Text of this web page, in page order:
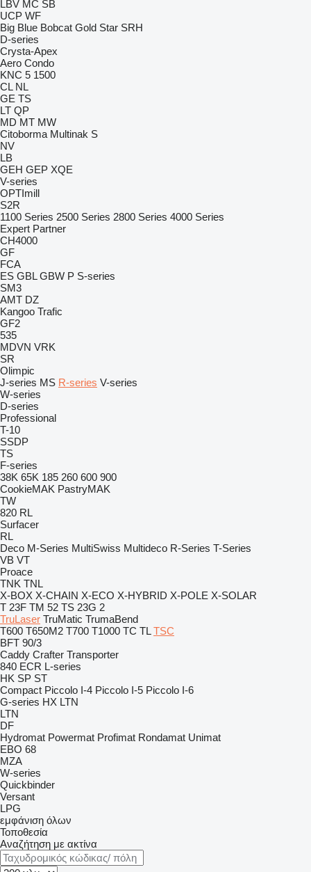
LBV MC SB
UCP WF
Big Blue Bobcat Gold Star SRH
D-series
Crysta-Apex
Aero Condo
KNC 5 1500
CL NL
GE TS
LT QP
MD MT MW
Citoborma Multinak S
NV
LB
GEH GEP XQE
V-series
OPTImill
S2R
1100 Series 2500 Series 2800 Series 4000 Series
Expert Partner
CH4000
GF
FCA
ES GBL GBW P S-series
SM3
AMT DZ
Kangoo Trafic
GF2
535
MDVN VRK
SR
Olimpic
J-series MS R-series V-series
W-series
D-series
Professional
T-10
SSDP
TS
F-series
38K 65K 185 260 600 900
CookieMAK PastryMAK
TW
820 RL
Surfacer
RL
Deco M-Series MultiSwiss Multideco R-Series T-Series
VB VT
Proace
TNK TNL
X-BOX X-CHAIN X-ECO X-HYBRID X-POLE X-SOLAR
T 23F TM 52 TS 23G 2
TruLaser TruMatic TrumaBend
T600 T650M2 T700 T1000 TC TL TSC
BFT 90/3
Caddy Crafter Transporter
840 ECR L-series
HK SP ST
Compact Piccolo I-4 Piccolo I-5 Piccolo I-6
G-series HX LTN
LTN
DF
Hydromat Powermat Profimat Rondamat Unimat
EBO 68
MZA
W-series
Quickbinder
Versant
LPG
εμφάνιση όλων
Τοποθεσία
Αναζήτηση με ακτίνα